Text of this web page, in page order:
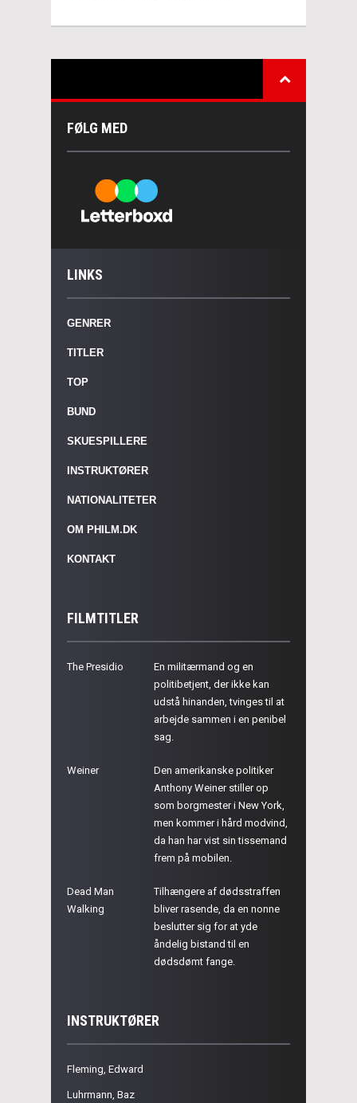
FØLG MED
LINKS
GENRER
TITLER
TOP
BUND
SKUESPILLERE
INSTRUKTØRER
NATIONALITETER
OM PHILM.DK
KONTAKT
FILMTITLER
The Presidio
En militærmand og en
politibetjent, der ikke kan
udstå hinanden, tvinges til at
arbejde sammen i en penibel
sag.
Weiner
Den amerikanske politiker
Anthony Weiner stiller op
som borgmester i New York,
men kommer i hård modvind,
da han har vist sin tissemand
frem på mobilen.
Dead Man
Walking
Tilhængere af dødsstraffen
bliver rasende, da en nonne
beslutter sig for at yde
åndelig bistand til en
dødsdømt fange.
INSTRUKTØRER
Fleming, Edward
Luhrmann, Baz